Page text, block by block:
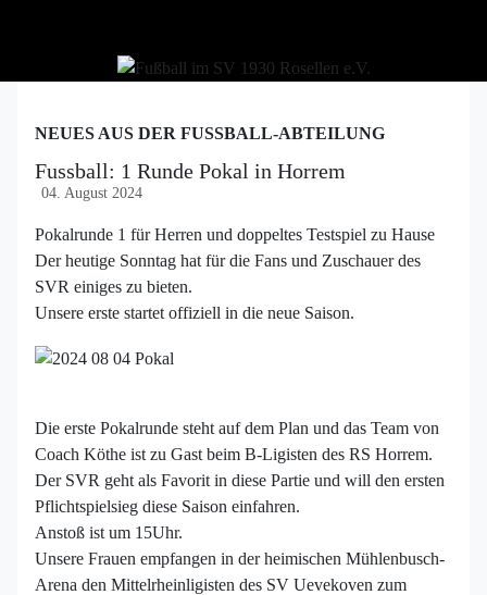
NEUES AUS DER FUSSBALL-ABTEILUNG
Fussball: 1 Runde Pokal in Horrem
04. August 2024
Pokalrunde 1 für Herren und doppeltes Testspiel zu Hause
Der heutige Sonntag hat für die Fans und Zuschauer des
SVR einiges zu bieten.
Unsere erste startet offiziell in die neue Saison.
Die erste Pokalrunde steht auf dem Plan und das Team von
Coach Köthe ist zu Gast beim B-Ligisten des RS Horrem.
Der SVR geht als Favorit in diese Partie und will den ersten
Pflichtspielsieg diese Saison einfahren.
Anstoß ist um 15Uhr.
Unsere Frauen empfangen in der heimischen Mühlenbusch-
Arena den Mittelrheinligisten des SV Uevekoven zum